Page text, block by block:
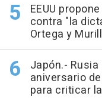
EEUU
contra "la
Ortega y
Japón.-
aniversario
para criticar